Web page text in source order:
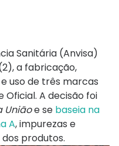
Sanitária (Anvisa)
a fabricação,
uso de três marcas
Oficial. A decisão foi
Uniãoe se baseia na
A, impurezas e
produtos.